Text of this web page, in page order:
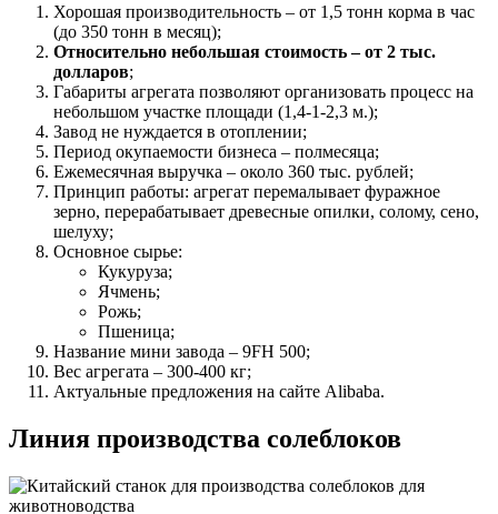
Хорошая производительность – от 1,5 тонн корма в час
(до 350 тонн в месяц);
Относительно небольшая стоимость – от 2 тыс.
долларов;
Габариты агрегата позволяют организовать процесс на
небольшом участке площади (1,4-1-2,3 м.);
Завод не нуждается в отоплении;
Период окупаемости бизнеса – полмесяца;
Ежемесячная выручка – около 360 тыс. рублей;
Принцип работы: агрегат перемалывает фуражное
зерно, перерабатывает древесные опилки, солому, сено,
шелуху;
Основное сырье:
Кукуруза;
Ячмень;
Рожь;
Пшеница;
Название мини завода – 9FH 500;
Вес агрегата – 300-400 кг;
Актуальные предложения на сайте Alibaba.
Линия производства солеблоков